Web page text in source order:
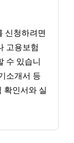
신청하려면
고용보험
수 있습니
소개서 등
확인서와 실